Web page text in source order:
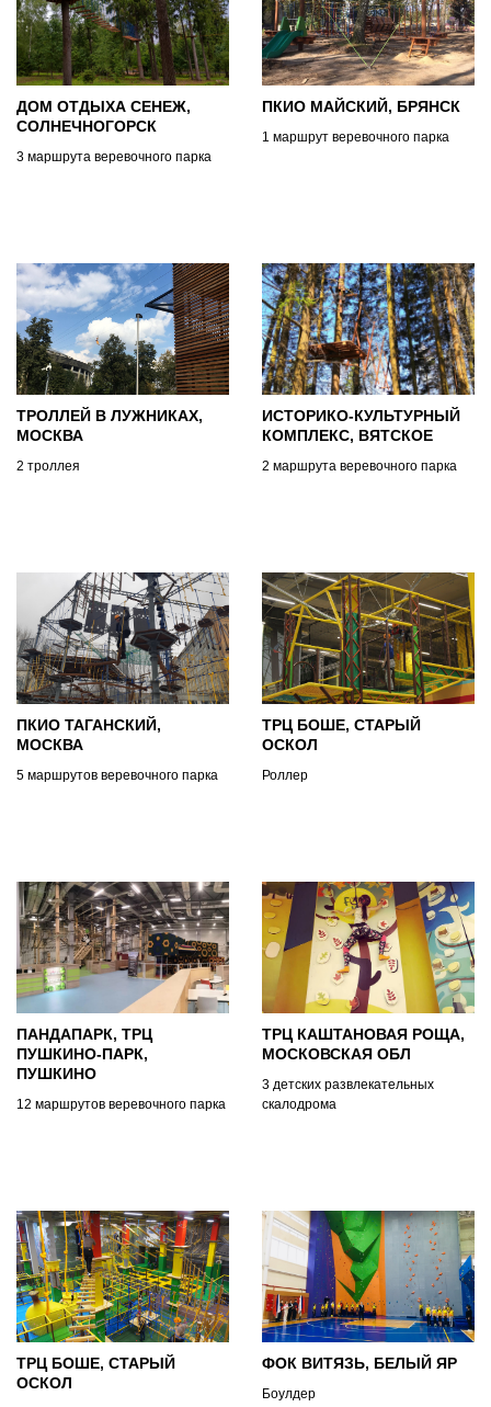
ДОМ ОТДЫХА СЕНЕЖ,
СОЛНЕЧНОГОРСК
3 маршрута веревочного парка
ПКИО МАЙСКИЙ, БРЯНСК
1 маршрут веревочного парка
ТРОЛЛЕЙ В ЛУЖНИКАХ,
МОСКВА
2 троллея
ИСТОРИКО-КУЛЬТУРНЫЙ
КОМПЛЕКС, ВЯТСКОЕ
2 маршрута веревочного парка
ПКИО ТАГАНСКИЙ,
МОСКВА
5 маршрутов веревочного парка
ТРЦ БОШЕ, СТАРЫЙ
ОСКОЛ
Роллер
ПАНДАПАРК, ТРЦ
ПУШКИНО-ПАРК,
ПУШКИНО
12 маршрутов веревочного парка
ТРЦ КАШТАНОВАЯ РОЩА,
МОСКОВСКАЯ ОБЛ
3 детских развлекательных
скалодрома
ТРЦ БОШЕ, СТАРЫЙ
ОСКОЛ
ФОК ВИТЯЗЬ, БЕЛЫЙ ЯР
Боулдер